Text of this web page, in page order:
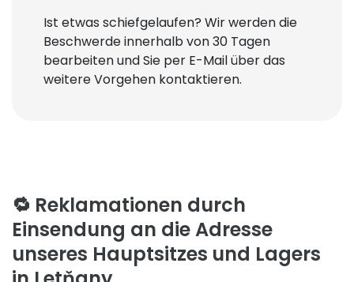
Ist etwas schiefgelaufen? Wir werden die
Beschwerde innerhalb von 30 Tagen
bearbeiten und Sie per E-Mail über das
weitere Vorgehen kontaktieren.
🔁 Reklamationen durch
Einsendung an die Adresse
unseres Hauptsitzes und Lagers